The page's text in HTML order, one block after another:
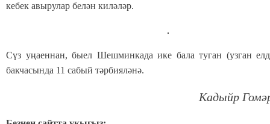
кебек авырулар белән киләләр.
Сүз уңаеннан, быел Шешминкада ике бала туган (узган
бакчасында 11 сабый тәрбияләнә.
Кадыйр